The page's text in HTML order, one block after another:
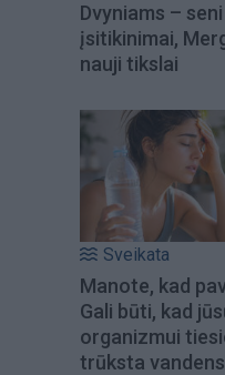
Dvyniams – seni
įsitikinimai,
nauji tikslai
Sveikata
Manote, kad
Gali būti, kad
organizmui
trūksta vandens